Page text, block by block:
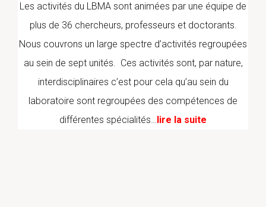
Les activités du LBMA sont animées par une équipe de
plus de 36 chercheurs, professeurs et doctorants.
Nous couvrons un large spectre d’activités regroupées
au sein de sept unités. Ces activités sont, par nature,
interdisciplinaires c’est pour cela qu’au sein du
laboratoire sont regroupées des compétences de
différentes spécialités… lire la suite